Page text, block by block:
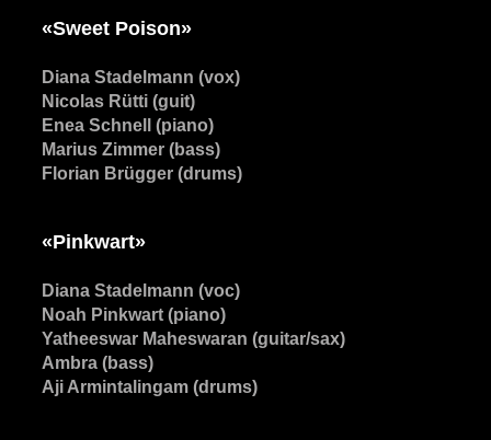
«Sweet Poison»
Diana Stadelmann (vox)
Nicolas Rütti (guit)
Enea Schnell (piano)
Marius Zimmer (bass)
Florian Brügger (drums)
«Pinkwart»
Diana Stadelmann (voc)
Noah Pinkwart (piano)
Yatheeswar Maheswaran (guitar/sax)
Ambra (bass)
Aji Armintalingam (drums)